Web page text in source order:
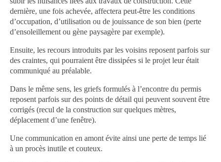
dernière, une fois achevée, affectera peut-être les conditions
d’occupation, d’utilisation ou de jouissance de son bien (perte
d’ensoleillement ou gène paysagère par exemple).
Ensuite, les recours introduits par les voisins reposent parfois sur
des craintes, qui pourraient être dissipées si le projet leur était
communiqué au préalable.
Dans le même sens, les griefs formulés à l’encontre du permis
reposent parfois sur des points de détail qui peuvent souvent être
corrigés (recul de la construction sur quelques mètres,
déplacement d’une fenêtre).
Une communication en amont évite ainsi une perte de temps lié
à un procès inutile et couteux.